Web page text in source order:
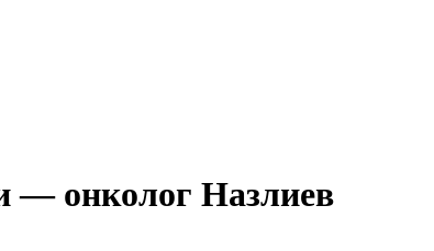
— онколог Назлиев